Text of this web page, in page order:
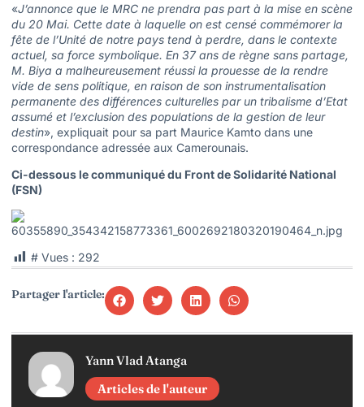
«J’annonce que le MRC ne prendra pas part à la mise en scène
du 20 Mai. Cette date à laquelle on est censé commémorer la
fête de l’Unité de notre pays tend à perdre, dans le contexte
actuel, sa force symbolique. En 37 ans de règne sans partage,
M. Biya a malheureusement réussi la prouesse de la rendre
vide de sens politique, en raison de son instrumentalisation
permanente des différences culturelles par un tribalisme d’Etat
assumé et l’exclusion des populations de la gestion de leur
destin», expliquait pour sa part Maurice Kamto dans une
correspondance adressée aux Camerounais.
Ci-dessous le communiqué du Front de Solidarité National
(FSN)
# Vues : 292
Partager l'article:
Yann Vlad Atanga
Articles de l'auteur